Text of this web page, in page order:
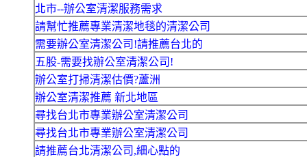
北市--辦公室清潔服務需求
請幫忙推薦專業清潔地毯的清潔公司
需要辦公室清潔公司!請推薦台北的
五股-需要找辦公室清潔公司!
辦公室打掃清潔估價?蘆洲
辦公室清潔推薦 新北地區
尋找台北市專業辦公室清潔公司
尋找台北市專業辦公室清潔公司
請推薦台北清潔公司,細心點的